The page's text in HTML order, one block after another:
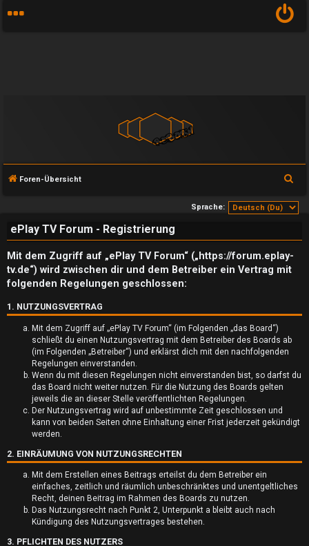
b
n
Foren-Übersicht
c
Sprache:
ePlay TV Forum - Registrierung
Mit dem Zugriff auf „ePlay TV Forum“ („https://forum.eplay-
tv.de“) wird zwischen dir und dem Betreiber ein Vertrag mit
folgenden Regelungen geschlossen:
1. NUTZUNGSVERTRAG
Mit dem Zugriff auf „ePlay TV Forum“ (im Folgenden „das Board“)
schließt du einen Nutzungsvertrag mit dem Betreiber des Boards ab
(im Folgenden „Betreiber“) und erklärst dich mit den nachfolgenden
Regelungen einverstanden.
Wenn du mit diesen Regelungen nicht einverstanden bist, so darfst du
das Board nicht weiter nutzen. Für die Nutzung des Boards gelten
jeweils die an dieser Stelle veröffentlichten Regelungen.
Der Nutzungsvertrag wird auf unbestimmte Zeit geschlossen und
kann von beiden Seiten ohne Einhaltung einer Frist jederzeit gekündigt
werden.
2. EINRÄUMUNG VON NUTZUNGSRECHTEN
Mit dem Erstellen eines Beitrags erteilst du dem Betreiber ein
einfaches, zeitlich und räumlich unbeschränktes und unentgeltliches
Recht, deinen Beitrag im Rahmen des Boards zu nutzen.
Das Nutzungsrecht nach Punkt 2, Unterpunkt a bleibt auch nach
Kündigung des Nutzungsvertrages bestehen.
3. PFLICHTEN DES NUTZERS